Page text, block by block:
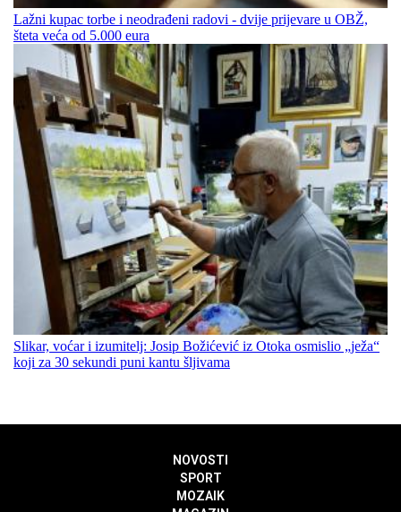
Lažni kupac torbe i neodrađeni radovi - dvije prijevare u OBŽ,
šteta veća od 5.000 eura
Slikar, voćar i izumitelj: Josip Božićević iz Otoka osmislio „ježa“
koji za 30 sekundi puni kantu šljivama
NOVOSTI
SPORT
MOZAIK